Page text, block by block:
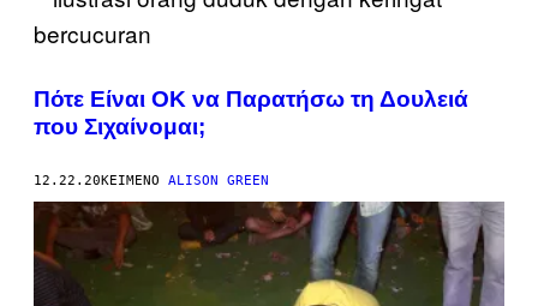
Πότε Είναι ΟΚ να Παρατήσω τη Δουλειά
που Σιχαίνομαι;
12.22.20ΚΕΊΜΕΝΟ ALISON GREEN